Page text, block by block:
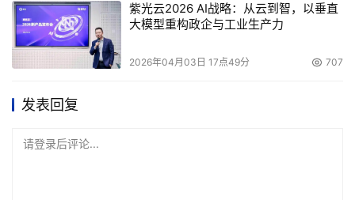
紫光云2026 AI战略：从云到智，以垂直
大模型重构政企与工业生产力
2026年04月03日 17点49分 707
发表回复
请登录后评论...